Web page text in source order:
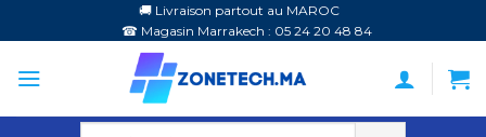
au
contenu
🚚 Livraison partout au MAROC
☎ Magasin Marrakech : 05 24 20 48 84